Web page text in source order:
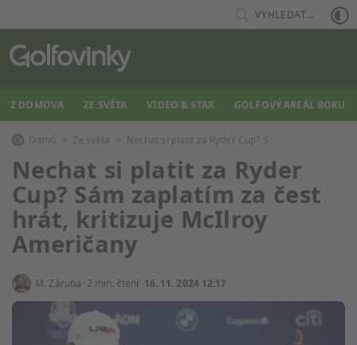
VYHLEDAT...
Z DOMOVA ZE SVĚTA VIDEO & STAR GOLFOVÝ AREÁL ROKU
Domů Ze světa Nechat si platit za Ryder Cup? S
Nechat si platit za Ryder
Cup? Sám zaplatím za čest
hrát, kritizuje McIlroy
Američany
M. Záruba 2 min. čtení 16. 11. 2024 12:17